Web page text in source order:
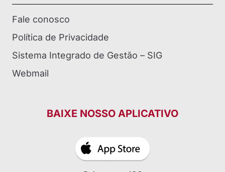
Fale conosco
Política de Privacidade
Sistema Integrado de Gestão – SIG
Webmail
BAIXE NOSSO APLICATIVO